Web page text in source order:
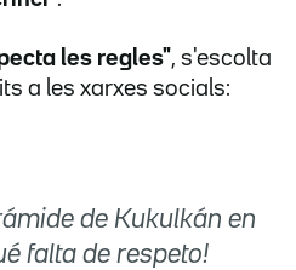
les regles", s'escolta
a les xarxes socials:
de Kukulkán en
falta de respeto!